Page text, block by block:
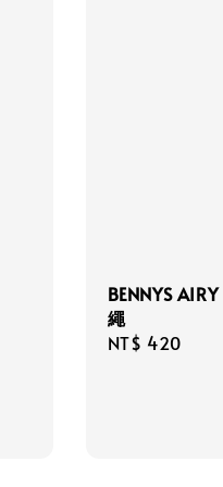
BENNYS
繩
Regular
NT$ 420